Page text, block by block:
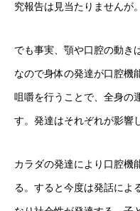
究報告は見当たりませんが。
でも事実、顎や口腔の動き
なので身体の発達が口腔機
咀嚼を行うことで、全身の
す。発達はそれぞれが影響
カラダの発達により口腔機
る。すると今度は発話によ